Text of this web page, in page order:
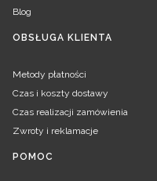
Blog
OBSŁUGA KLIENTA
Metody płatności
Czas i koszty dostawy
Czas realizacji zamówienia
Zwroty i reklamacje
POMOC